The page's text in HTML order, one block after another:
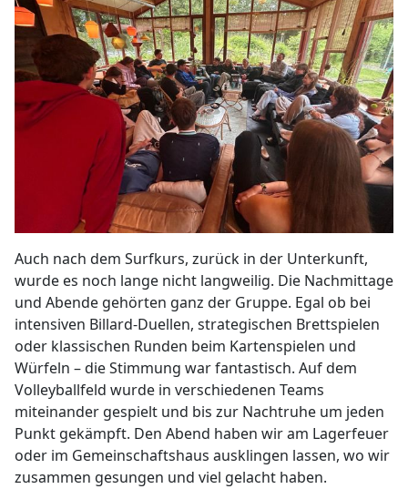
Auch nach dem Surfkurs, zurück in der Unterkunft,
wurde es noch lange nicht langweilig. Die Nachmittage
und Abende gehörten ganz der Gruppe. Egal ob bei
intensiven Billard-Duellen, strategischen Brettspielen
oder klassischen Runden beim Kartenspielen und
Würfeln – die Stimmung war fantastisch. Auf dem
Volleyballfeld wurde in verschiedenen Teams
miteinander gespielt und bis zur Nachtruhe um jeden
Punkt gekämpft. Den Abend haben wir am Lagerfeuer
oder im Gemeinschaftshaus ausklingen lassen, wo wir
zusammen gesungen und viel gelacht haben.